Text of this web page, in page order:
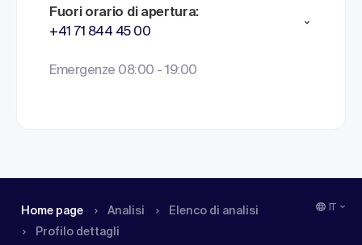
Fuori orario di apertura:
+41 71 844 45 00
Emergenze 08:00 - 19:00
Home page Analisi
Elenco di analisi
Profilo dettagli